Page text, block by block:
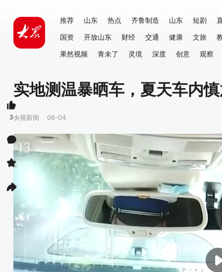
推荐 山东 热点 齐鲁制造 山东 短剧
国资
开放山东 财经 交通 健康 文旅
果然视频
青未了 灵境 深度 创意 观察
实地测温暴晒车，夏天车内
央视新闻 06-04
3